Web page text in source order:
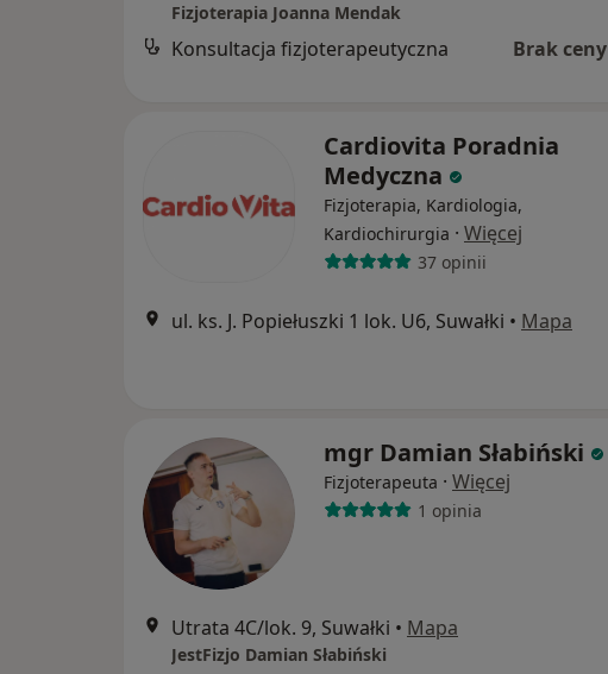
Fizjoterapia Joanna Mendak
Konsultacja fizjoterapeutyczna Brak ceny
Cardiovita Poradnia
Medyczna
Fizjoterapia, Kardiologia,
Kardiochirurgia · Więcej
37 opinii
ul. ks. J. Popiełuszki 1 lok. U6, Suwałki • Mapa
mgr Damian Słabiński
Fizjoterapeuta · Więcej
1 opinia
Utrata 4C/lok. 9, Suwałki • Mapa
JestFizjo Damian Słabiński